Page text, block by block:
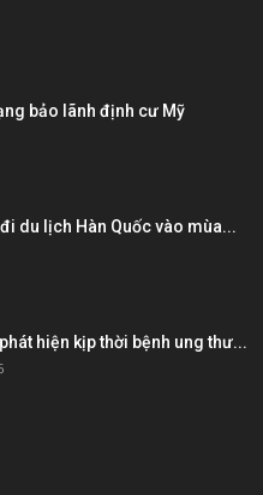
bảo lãnh định cư Mỹ
du lịch Hàn Quốc vào mùa...
hiện kịp thời bệnh ung thư...